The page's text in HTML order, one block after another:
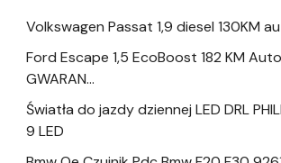
Volkswagen Passat 1,9 diesel 130KM
Ford Escape 1,5 EcoBoost 182 KM
GWARAN…
Światła do jazdy dziennej LED DRL
9 LED